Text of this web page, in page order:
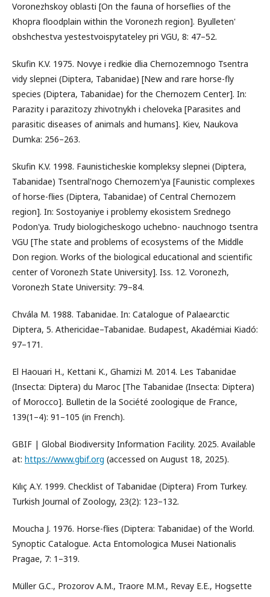
Voronezhskoy oblasti [On the fauna of horseflies of the
Khopra floodplain within the Voronezh region]. Byulleten'
obshchestva yestestvoispytateley pri VGU, 8: 47–52.
Skufin K.V. 1975. Novye i redkie dlia Chernozemnogo Tsentra
vidy slepnei (Diptera, Tabanidae) [New and rare horse-fly
species (Diptera, Tabanidae) for the Chernozem Center]. In:
Parazity i parazitozy zhivotnykh i cheloveka [Parasites and
parasitic diseases of animals and humans]. Kiev, Naukova
Dumka: 256–263.
Skufin K.V. 1998. Fаunisticheskie kompleksy slepnei (Diptera,
Tabanidae) Tsentral'nogo Chernozem'ya [Faunistic complexes
of horse-flies (Diptera, Tabanidae) of Central Chernozem
region]. In: Sostoyaniye i problemy ekosistem Srednego
Podon'ya. Trudy biologicheskogo uchebno- nauchnogo tsentra
VGU [The state and problems of ecosystems of the Middle
Don region. Works of the biological educational and scientific
center of Voronezh State University]. Iss. 12. Voronezh,
Voronezh State University: 79–84.
Chvála M. 1988. Tabanidae. In: Catalogue of Palaearctic
Diptera, 5. Athericidae–Tabanidae. Budapest, Akadémiai Kiadó:
97–171.
El Haouari H., Kettani K., Ghamizi M. 2014. Les Tabanidae
(Insecta: Diptera) du Maroc [The Tabanidae (Insecta: Diptera)
of Morocco]. Bulletin de la Société zoologique de France,
139(1–4): 91–105 (in French).
GBIF | Global Biodiversity Information Facility. 2025. Available
at: https://www.gbif.org (accessed on August 18, 2025).
Kılıç A.Y. 1999. Checklist of Tabanidae (Diptera) From Turkey.
Turkish Journal of Zoology, 23(2): 123–132.
Moucha J. 1976. Horse-flies (Diptera: Tabanidae) of the World.
Synoptic Catalogue. Acta Entomologica Musei Nationalis
Pragae, 7: 1–319.
Müller G.C., Prozorov A.M., Traore M.M., Revay E.E., Hogsette